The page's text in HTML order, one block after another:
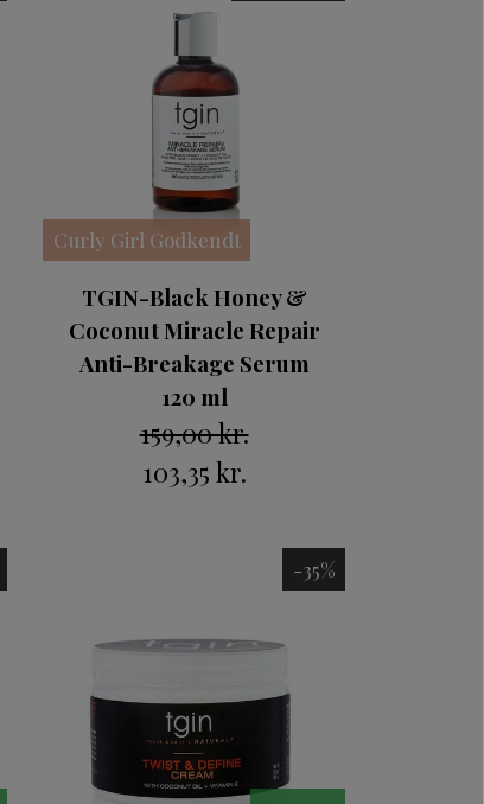
Curly Girl Godkendt
TGIN-Black Honey &
Coconut Miracle Repair
Anti-Breakage Serum
120 ml
159,00 kr.
103,35 kr.
-35%